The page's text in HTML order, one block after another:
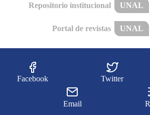
Repositorio institucional UNAL
Portal de revistas UNAL
Facebook Twitter
Email